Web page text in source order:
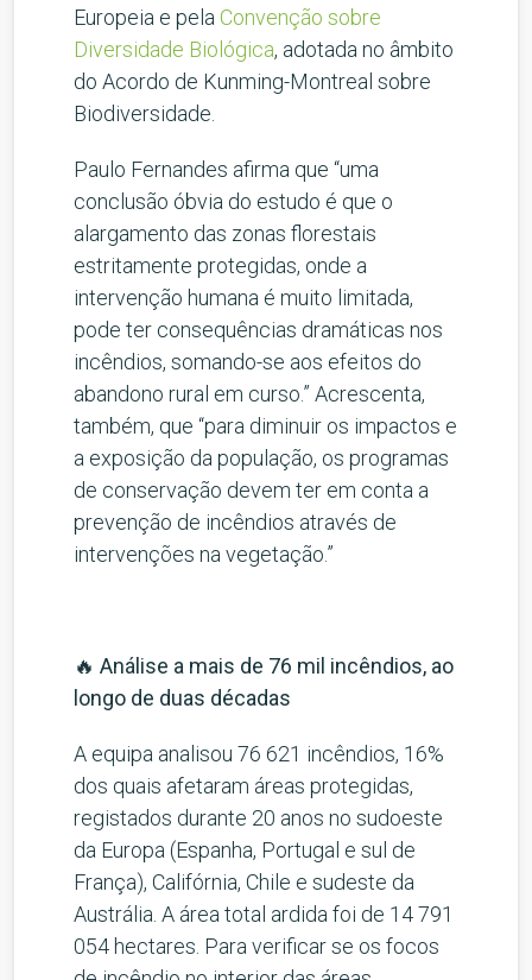
Europeia e pela Convenção sobre
Diversidade Biológica, adotada no âmbito
do Acordo de Kunming-Montreal sobre
Biodiversidade.
Paulo Fernandes afirma que “uma
conclusão óbvia do estudo é que o
alargamento das zonas florestais
estritamente protegidas, onde a
intervenção humana é muito limitada,
pode ter consequências dramáticas nos
incêndios, somando-se aos efeitos do
abandono rural em curso.” Acrescenta,
também, que “para diminuir os impactos e
a exposição da população, os programas
de conservação devem ter em conta a
prevenção de incêndios através de
intervenções na vegetação.”
🔥 Análise a mais de 76 mil incêndios, ao
longo de duas décadas
A equipa analisou 76 621 incêndios, 16%
dos quais afetaram áreas protegidas,
registados durante 20 anos no sudoeste
da Europa (Espanha, Portugal e sul de
França), Califórnia, Chile e sudeste da
Austrália. A área total ardida foi de 14 791
054 hectares. Para verificar se os focos